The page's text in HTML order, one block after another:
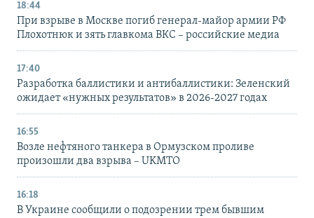
18:44
При взрыве в Москве погиб генерал-майор армии РФ
Плохотнюк и зять главкома ВКС – российские медиа
17:40
Разработка баллистики и антибаллистики: Зеленский
ожидает «нужных результатов» в 2026-2027 годах
16:55
Возле нефтяного танкера в Ормузском проливе
произошли два взрыва – UKMTO
16:18
В Украине сообщили о подозрении трем бывшим